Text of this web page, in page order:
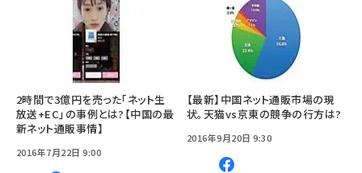
2時間で3億円を売った｢ネット生
放送+EC｣の事例とは?【中国の最
新ネット通販事情】
2016年7月22日 9:00
【最新】中国ネット通販市場の現
状。天猫vs京東の競争の行方は?
2016年9月20日 9:30